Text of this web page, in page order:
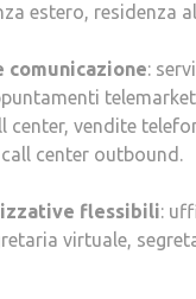
estero, residenza
comunicazione:
center, vendite
center outbound.
flessibili:
virtuale,